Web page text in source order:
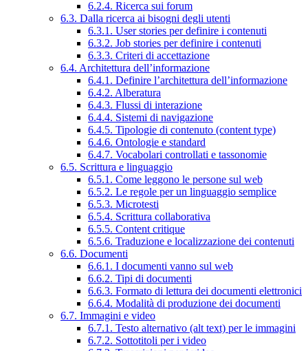
6.2.4. Ricerca sui forum
6.3. Dalla ricerca ai bisogni degli utenti
6.3.1. User stories per definire i contenuti
6.3.2. Job stories per definire i contenuti
6.3.3. Criteri di accettazione
6.4. Architettura dell’informazione
6.4.1. Definire l’architettura dell’informazione
6.4.2. Alberatura
6.4.3. Flussi di interazione
6.4.4. Sistemi di navigazione
6.4.5. Tipologie di contenuto (content type)
6.4.6. Ontologie e standard
6.4.7. Vocabolari controllati e tassonomie
6.5. Scrittura e linguaggio
6.5.1. Come leggono le persone sul web
6.5.2. Le regole per un linguaggio semplice
6.5.3. Microtesti
6.5.4. Scrittura collaborativa
6.5.5. Content critique
6.5.6. Traduzione e localizzazione dei contenuti
6.6. Documenti
6.6.1. I documenti vanno sul web
6.6.2. Tipi di documenti
6.6.3. Formato di lettura dei documenti elettronici
6.6.4. Modalità di produzione dei documenti
6.7. Immagini e video
6.7.1. Testo alternativo (alt text) per le immagini
6.7.2. Sottotitoli per i video